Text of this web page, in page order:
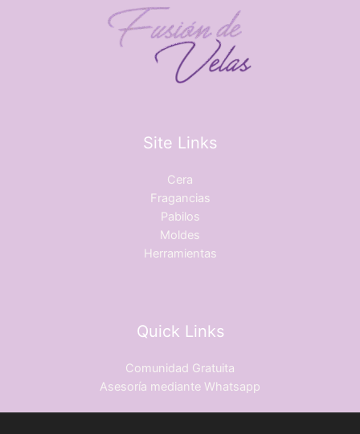
Site Links
Cera
Fragancias
Pabilos
Moldes
Herramientas
Quick Links
Comunidad Gratuita
Asesoría mediante Whatsapp